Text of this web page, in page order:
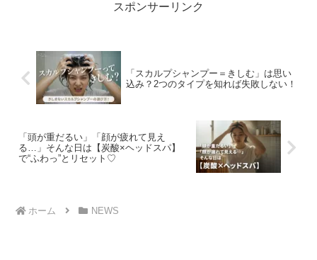
スポンサーリンク
「スカルプシャンプー＝きしむ」は思い
込み？2つのタイプを知れば失敗しない！
「頭が重だるい」「顔が疲れて見え
る…」そんな日は【炭酸×ヘッドスパ】
で“ふわっ”とリセット♡
ホーム NEWS